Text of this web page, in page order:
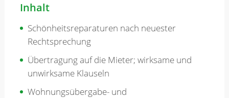
Inhalt
Schönheitsreparaturen nach neuester
Rechtsprechung
Übertragung auf die Mieter; wirksame und
unwirksame Klauseln
Wohnungsübergabe- und